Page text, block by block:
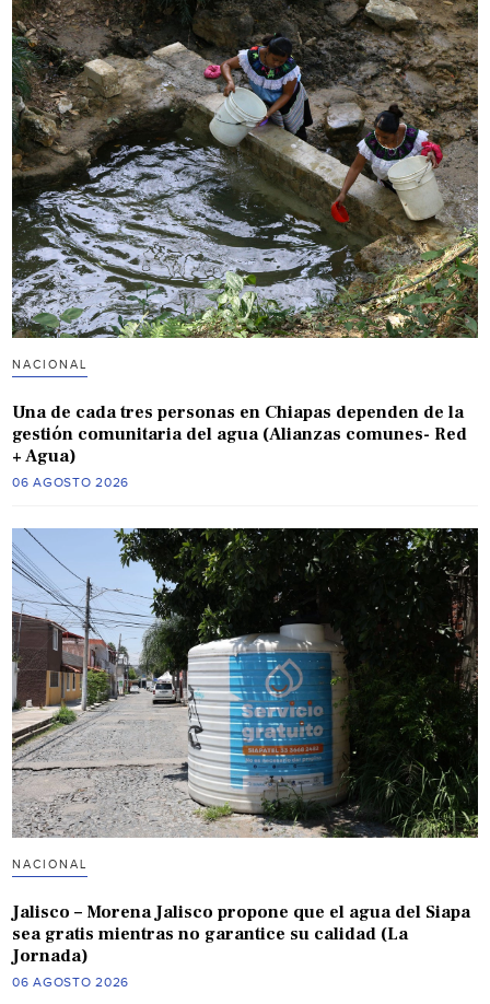
NACIONAL
Una de cada tres personas en Chiapas dependen de la
gestión comunitaria del agua (Alianzas comunes- Red
+ Agua)
06 AGOSTO 2026
NACIONAL
Jalisco – Morena Jalisco propone que el agua del Siapa
sea gratis mientras no garantice su calidad (La
Jornada)
06 AGOSTO 2026